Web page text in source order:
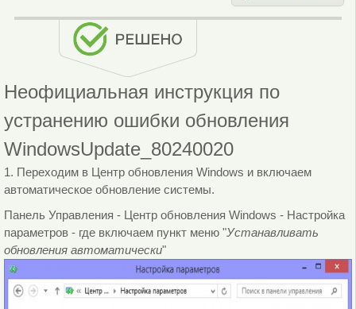
Неофициальная инструкция по
устранению ошибки обновления
WindowsUpdate_80240020
1. Переходим в Центр обновления Windows и включаем
автоматическое обновление системы.
Панель Управления - Центр обновления Windows - Настройка
параметров - где включаем пункт меню "Устанавливать
обновления автоматически"